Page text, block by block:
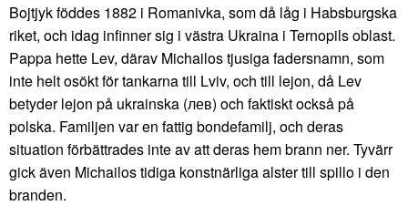
Bojtjyk föddes 1882 i Romanivka, som då låg i Habsburgska
riket, och idag infinner sig i västra Ukraina i Ternopils oblast.
Pappa hette Lev, därav Michailos tjusiga fadersnamn, som
inte helt osökt för tankarna till Lviv, och till lejon, då Lev
betyder lejon på ukrainska (лев) och faktiskt också på
polska. Familjen var en fattig bondefamilj, och deras
situation förbättrades inte av att deras hem brann ner. Tyvärr
gick även Michailos tidiga konstnärliga alster till spillo i den
branden.